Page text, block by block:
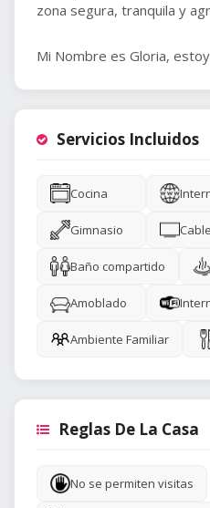
zona segura, tranquila y
Mi Nombre es Gloria,
Servicios Incluidos
Cocina
Gimnasio
Baño compartido
Amoblado
Ambiente Familiar
Reglas De La Casa
No se permiten visitas